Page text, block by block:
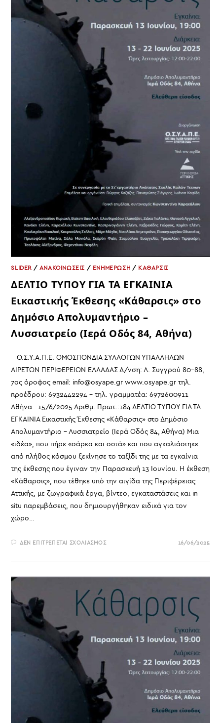
SLIDER / ΑΝΑΚΟΙΝΩΣΕΙΣ / ΕΝΗΜΕΡΩΣΗ / ΚΑΘΑΡΣΙΣ
ΔΕΛΤΙΟ ΤΥΠΟΥ ΓΙΑ ΤΑ ΕΓΚΑΙΝΙΑ
Εικαστικής Έκθεσης «Κάθαρσις» στο
Δημόσιο Απολυμαντήριο –
Λυσσιατρείο (Ιερά Οδός 84, Αθήνα)
Ο.Σ.Υ.Α.Π.Ε. ΟΜΟΣΠΟΝΔΙΑ ΣΥΛΛΟΓΩΝ ΥΠΑΛΛΗΛΩΝ
ΑΙΡΕΤΩΝ ΠΕΡΙΦΕΡΕΙΩΝ ΕΛΛΑΔΑΣ Δ/νση: Λ. Συγγρού 80-88,
7ος όροφος email: info@osyape.gr www.osyape.gr τηλ.
προέδρου: 6932442294 – τηλ. γραμματέα: 6972600911
Αθήνα 15/6/2025 Αριθμ. Πρωτ.:184 ΔΕΛΤΙΟ ΤΥΠΟΥ ΓΙΑ ΤΑ
ΕΓΚΑΙΝΙΑ Εικαστικής Έκθεσης «Κάθαρσις» στο Δημόσιο
Απολυμαντήριο – Λυσσιατρείο (Ιερά Οδός 84, Αθήνα) Μια
«ιδέα», που πήρε «σάρκα και οστά» και που αγκαλιάστηκε
από πλήθος κόσμου ξεκίνησε το ταξίδι της με τα εγκαίνια
της έκθεσης που έγιναν την Παρασκευή 13 Ιουνίου. Η έκθεση
«Κάθαρσις», που τέθηκε υπό την αιγίδα της Περιφέρειας
Αττικής, με ζωγραφικά έργα, βίντεο, εγκαταστάσεις και in
situ παρεμβάσεις, που δημιουργήθηκαν ειδικά για τον
χώρο…
ΔΕΝ ΕΠΙΤΡΈΠΕΤΑΙ ΣΧΟΛΙΑΣΜΌΣΣΤΟ
ΕΓΚΑΙΝΙΑ
ΈΚΘΕΣΗΣ
«ΚΆΘΑΡΣΙΣ»
ΣΤΟ
ΔΗΜΌΣΙΟ
ΑΠΟΛΥΜΑΝΤΉΡΙΟ
ΛΥΣΣΙΑΤΡΕΊΟ
ΟΔΌΣ
84,
16/06/2025